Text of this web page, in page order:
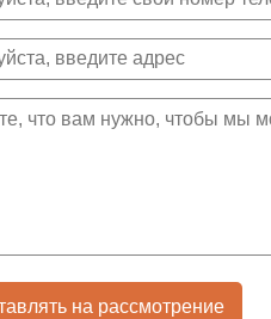
на рассмотрение